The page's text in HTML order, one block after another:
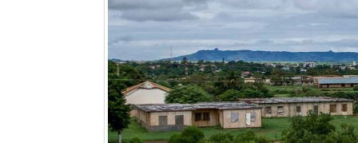
Diego Suarez Pratique
Les Petites Annonces